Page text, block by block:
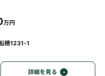
万円
穂1231-1
詳細を見る